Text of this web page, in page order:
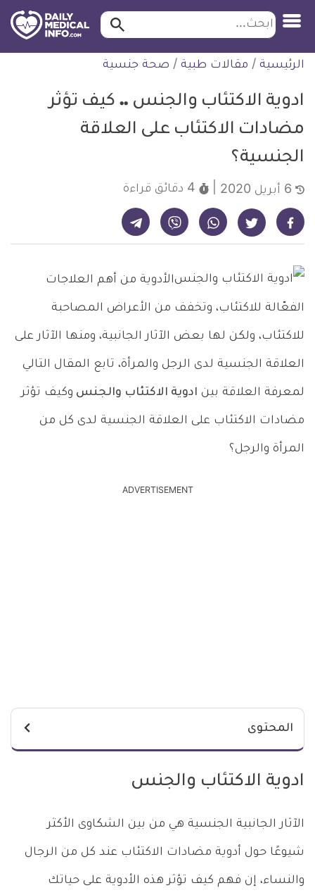
التخطي
للمحتوى
ابحث ابحث…
الرئيسية / مقالات طبية / صحة جنسية
ادوية الاكتئاب والجنس .. كيف تؤثر
مضادات الاكتئاب على العلاقة
الجنسية؟
4 دقائق قراءة
شارك على فيسبوك - ديلي ميديكال انفو شارك على تويتر - ديلي ميديكال انفو شارك على واتساب - ديلي ميديكال انفو شارك على فايبر - ديلي ميديكال انفو شارك على تيليجرام - ديلي ميديكال انفو
الأدوية من أهم العلاجات
الفعّالة للاكتئاب، وتخفف من الأعراض المصاحبة
للاكتئاب، ولكن لها بعض الآثار الجانبية، ومنها الآثار على
العلاقة الجنسية لدى الرجل والمرأة، تابع المقال التالي
لمعرفة العلاقة بين ادوية الاكتئاب والجنس وكيف تؤثر
مضادات الاكتئاب على العلاقة الجنسية لدى كل من
المرأة والرجل؟
ADVERTISEMENT
المحتوى
ادوية الاكتئاب والجنس
الآثار الجانبية الجنسية هي من بين الشكاوى الأكثر
شيوعًا حول أدوية مضادات الاكتئاب عند كل من الرجال
والنساء، إن فهم كيف تؤثر هذه الأدوية على حياتك